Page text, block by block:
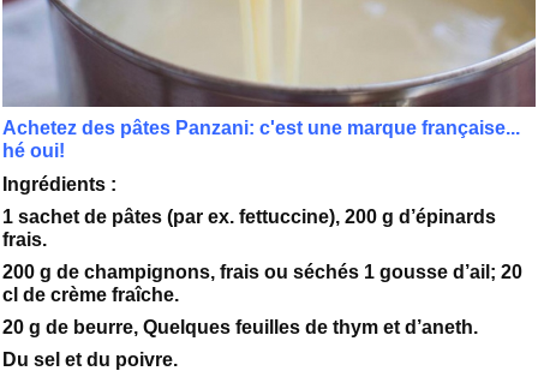
Achetez des pâtes Panzani: c'est une marque française...
hé oui!
Ingrédients :
1 sachet de pâtes (par ex. fettuccine), 200 g d’épinards
frais.
200 g de champignons, frais ou séchés 1 gousse d’ail; 20
cl de crème fraîche.
20 g de beurre, Quelques feuilles de thym et d’aneth.
Du sel et du poivre.